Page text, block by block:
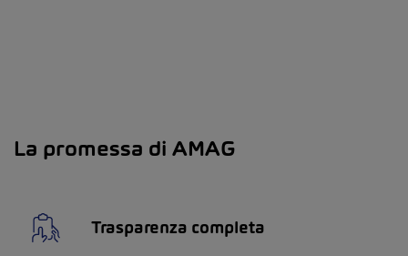
La promessa di AMAG
Trasparenza completa